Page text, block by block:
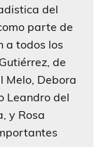
del
parte de
a todos los
de
Melo, Debora
Leandro del
y Rosa